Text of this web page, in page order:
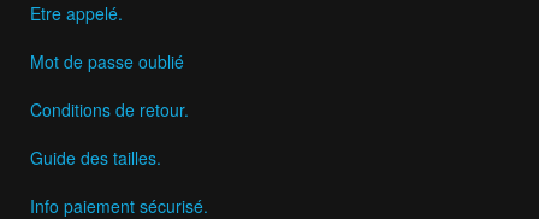
Etre appelé.
Mot de passe oublié
Conditions de retour.
Guide des tailles.
Info paiement sécurisé.